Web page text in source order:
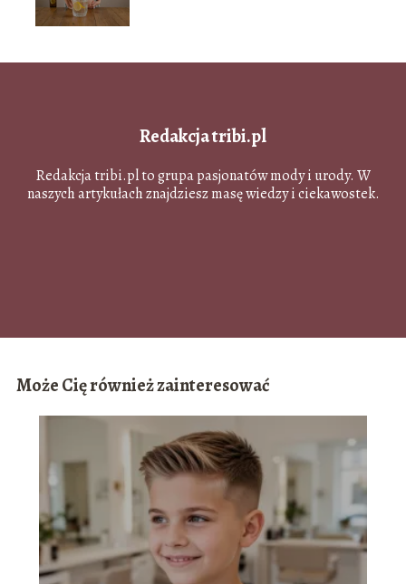
Redakcja tribi.pl
Redakcja tribi.pl to grupa pasjonatów mody i urody. W
naszych artykułach znajdziesz masę wiedzy i ciekawostek.
Może Cię również zainteresować